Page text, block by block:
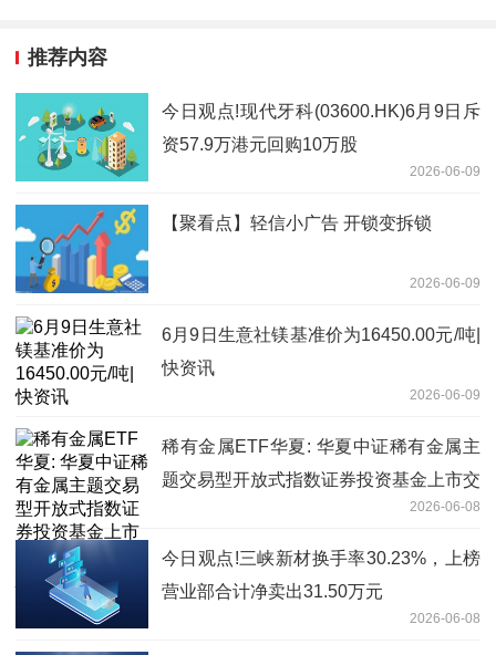
推荐内容
今日观点!现代牙科(03600.HK)6月9日斥
资57.9万港元回购10万股
2026-06-09
【聚看点】轻信小广告 开锁变拆锁
2026-06-09
6月9日生意社镁基准价为16450.00元/吨|
快资讯
2026-06-09
稀有金属ETF华夏: 华夏中证稀有金属主
题交易型开放式指数证券投资基金上市交
2026-06-08
今日观点!三峡新材换手率30.23%，上榜
营业部合计净卖出31.50万元
2026-06-08